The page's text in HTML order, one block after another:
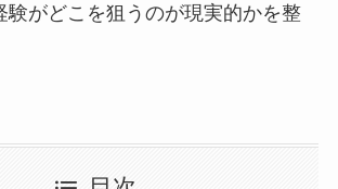
験がどこを狙うのが現実的かを整